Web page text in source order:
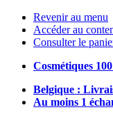
Revenir au menu
Accéder au
Consulter le
Cosmétiques
Belgique :
Au moins 1